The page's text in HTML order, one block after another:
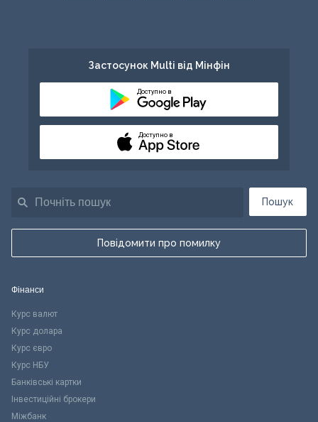
Пошук
Повідомити про помилку
Застосунок Multi від Мінфін
Доступно в
Доступно в
Фінанси
Курс валют
Курс долара
Курс євро
Курс НБУ
Банківські картки
Інвестиційні брокери
Міжбанк